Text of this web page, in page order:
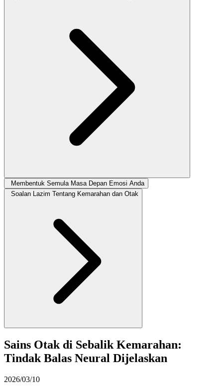
Membentuk Semula Masa Depan Emosi Anda
Soalan Lazim Tentang Kemarahan dan Otak
Sains Otak di Sebalik Kemarahan:
Tindak Balas Neural Dijelaskan
2026/03/10